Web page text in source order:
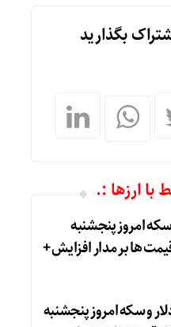
بگذارید
با ارزها :.
امروز پنجشنبه
قیمت ها بر مدار افزایش +
و سکه امروز پنجشنبه